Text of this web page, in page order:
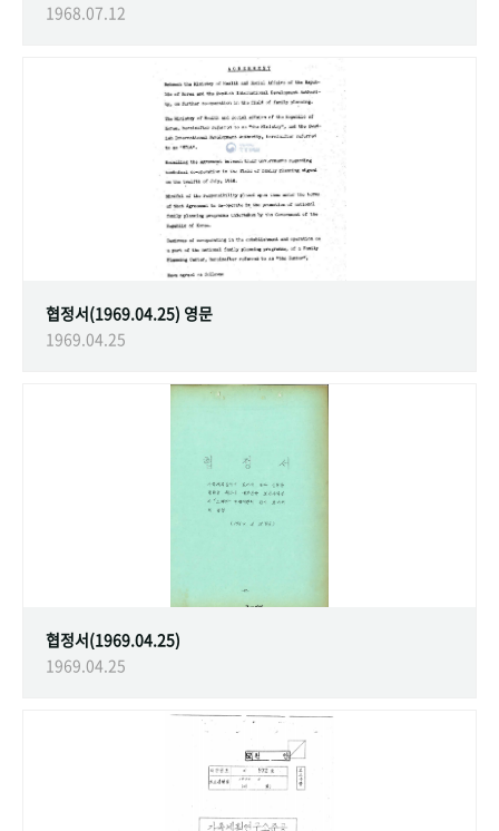
1968.07.12
협정서(1969.04.25) 영문
1969.04.25
협정서(1969.04.25)
1969.04.25